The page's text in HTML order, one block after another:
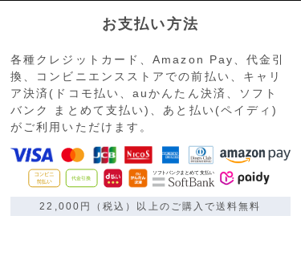
お支払い方法
各種クレジットカード、Amazon Pay、代金引
換、コンビニエンスストアでの前払い、キャリ
ア決済(ドコモ払い、auかんたん決済、ソフト
バンク まとめて支払い)、あと払い(ペイディ)
がご利用いただけます。
22,000円（税込）以上のご購入で送料無料